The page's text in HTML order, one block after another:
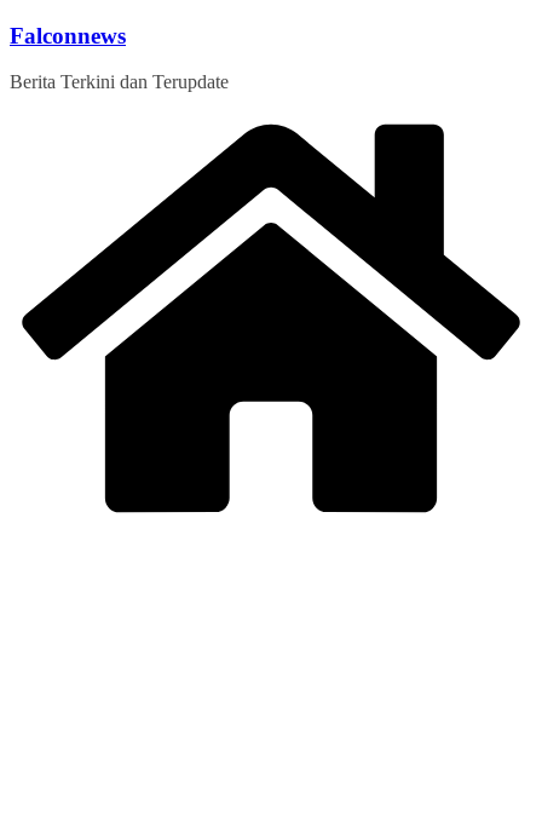
Skip
content
Falconnews
Berita Terkini dan Terupdate